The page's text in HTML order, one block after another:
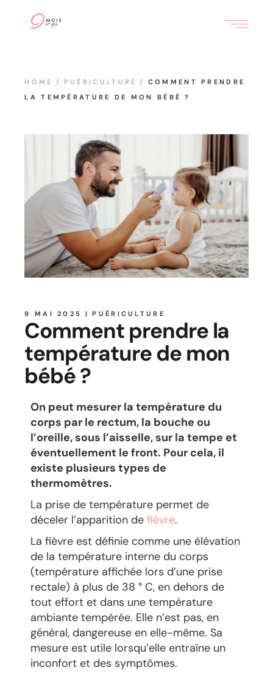
HOME PUÉRICULTURE
COMMENT PRENDRE
LA TEMPÉRATURE DE MON BÉBÉ ?
9 MAI 2025 PUÉRICULTURE
Comment prendre la
température de mon
bébé ?
On peut mesurer la température du
corps par le rectum, la bouche ou
l’oreille, sous l’aisselle, sur la tempe et
éventuellement le front. Pour cela, il
existe plusieurs types de
thermomètres.
La prise de température permet de
déceler l’apparition de fièvre.
La fièvre est définie comme une élévation
de la température interne du corps
(température affichée lors d’une prise
rectale) à plus de 38 ° C, en dehors de
tout effort et dans une température
ambiante tempérée. Elle n’est pas, en
général, dangereuse en elle-même. Sa
mesure est utile lorsqu’elle entraîne un
inconfort et des symptômes.